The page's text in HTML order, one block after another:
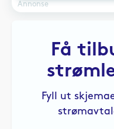
Annonse
Få
Fyll ut